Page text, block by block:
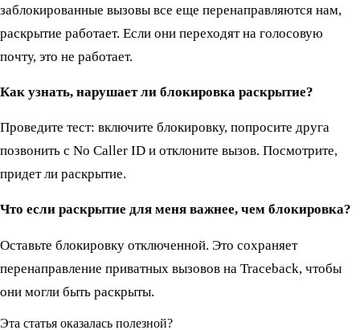
заблокированные вызовы все еще перенаправляются нам,
раскрытие работает. Если они переходят на голосовую
почту, это не работает.
Как узнать, нарушает ли блокировка раскрытие?
Проведите тест: включите блокировку, попросите друга
позвонить с No Caller ID и отклоните вызов. Посмотрите,
придет ли раскрытие.
Что если раскрытие для меня важнее, чем блокировка?
Оставьте блокировку отключенной. Это сохраняет
перенаправление приватных вызовов на Traceback, чтобы
они могли быть раскрыты.
Эта статья оказалась полезной?